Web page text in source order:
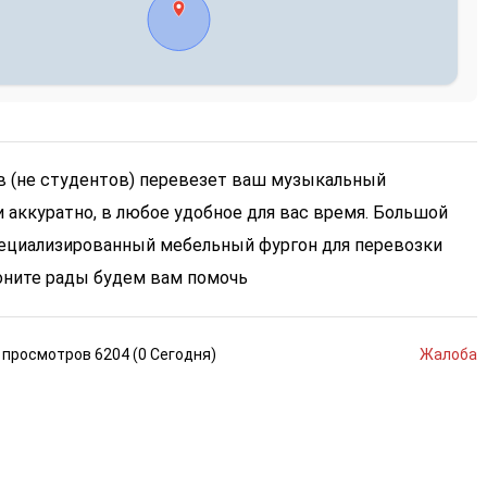
(не студентов) перевезет ваш музыкальный
в любое удобное для вас время. Большой
мебельный фургон для перевозки
рады будем вам помочь
просмотров 6204 (0 Сегодня)
Жалоба